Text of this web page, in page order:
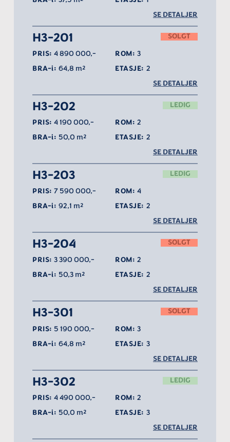
SE DETALJER
H3-201 SOLGT
PRIS:4 890 000,- ROM: 3
BRA-i:64,8 m² ETASJE: 2
SE DETALJER
H3-202 LEDIG
PRIS:4 190 000,- ROM: 2
BRA-i: 50,0 m² ETASJE: 2
SE DETALJER
H3-203 LEDIG
PRIS:7 590 000,- ROM: 4
BRA-i:92,1 m² ETASJE: 2
SE DETALJER
H3-204 SOLGT
PRIS:3 390 000,- ROM: 2
BRA-i: 50,3 m² ETASJE: 2
SE DETALJER
H3-301 SOLGT
PRIS: 5 190 000,- ROM: 3
BRA-i:64,8 m² ETASJE: 3
SE DETALJER
H3-302 LEDIG
PRIS:4 490 000,- ROM: 2
BRA-i: 50,0 m² ETASJE: 3
SE DETALJER